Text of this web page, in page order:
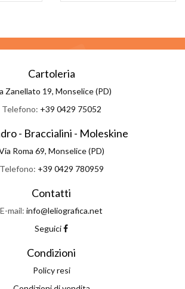
Cartoleria
Zanellato 19, Monselice (PD)
Telefono: +39 0429 75052
- Braccialini - Moleskine
Roma 69, Monselice (PD)
Telefono: +39 0429 780959
Contatti
E-mail: info@leliografica.net
Seguici
Condizioni
Policy resi